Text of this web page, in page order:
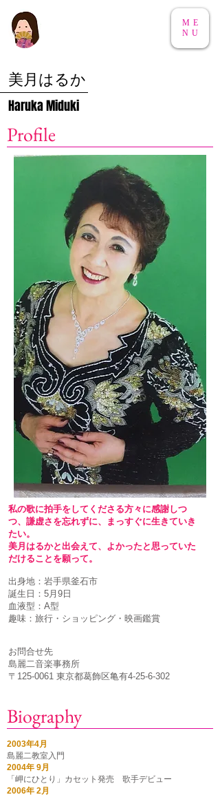
ME
NU
美月はるか
Haruka Miduki
Profile
私の歌に拍手をしてくださる方々に感謝しつ
つ、謙虚さを忘れずに、まっすぐに生きていき
たい。
美月はるかと出会えて、よかったと思っていた
だけることを願って。
出身地：岩手県釜石市
誕生日：5月9日
血液型：A型
趣味：旅行・ショッピング・映画鑑賞
お問合せ先
島麗二音楽事務所
​〒125-0061 東京都葛飾区亀有4-25-6-302
Biography
2003年4月
島麗二教室入門
2004年 9月
「岬にひとり」カセット発売 歌手デビュー
2006年 2月